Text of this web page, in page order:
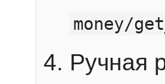
money/
Ручная